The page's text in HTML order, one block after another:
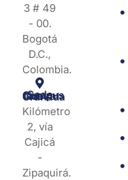
3 # 49
- 00.
Bogotá
D.C.,
Colombia.
Sede Campus Nueva Granada
Kilómetro
2, vía
Cajicá
-
Zipaquirá.